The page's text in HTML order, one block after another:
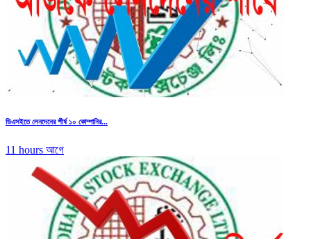
ডিএসইতে লেনদেনের শীর্ষ ১০ কোম্পানির...
11 hours আগে